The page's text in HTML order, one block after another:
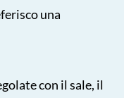
una
con il sale, il